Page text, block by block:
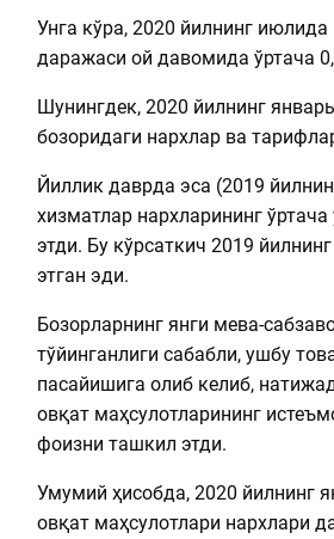
Унга кўра, 2020 йилнинг
даражаси ой давомида ўртача
Шунингдек, 2020 йилнинг
бозоридаги нархлар ва
Йиллик даврда эса (2019
хизматлар нархларининг
этди. Бу кўрсаткич 2019
этган эди.
Бозорларнинг янги мева-
тўйинганлиги сабабли, ушбу
пасайишига олиб келиб,
овқат маҳсулотларининг
фоизни ташкил этди.
Умумий ҳисобда, 2020 йилнинг
овқат маҳсулотлари нархлари